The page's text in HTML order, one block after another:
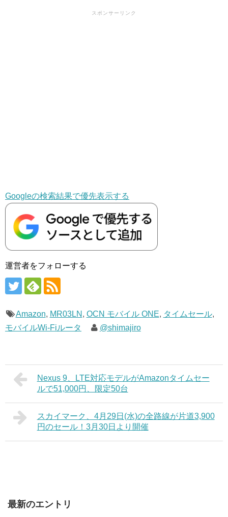
スポンサーリンク
Googleの検索結果で優先表示する
運営者をフォローする
Amazon, MR03LN , OCN モバイル ONE, タイムセール,
モバイルWi-Fiルータ
@shimajiro
Nexus 9、LTE対応モデルがAmazonタイムセー
ルで51,000円、限定50台
スカイマーク、4月29日(水)の全路線が片道3,900
円のセール！3月30日より開催
最新のエントリ